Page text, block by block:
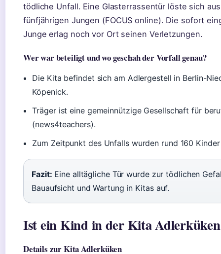
tödliche Unfall. Eine Glasterrassentür löste sich
fünfjährigen Jungen (FOCUS online). Die sofort
Junge erlag noch vor Ort seinen Verletzungen.
Wer war beteiligt und wo geschah der Vorfall genau?
Die Kita befindet sich am Adlergestell in Berlin-
Köpenick.
Träger ist eine gemeinnützige Gesellschaft für
(news4teachers).
Zum Zeitpunkt des Unfalls wurden rund 160
Fazit: Eine alltägliche Tür wurde zur tödlichen
Bauaufsicht und Wartung in Kitas auf.
Ist ein Kind in der Kita Adlerküken
Details zur Kita Adlerküken